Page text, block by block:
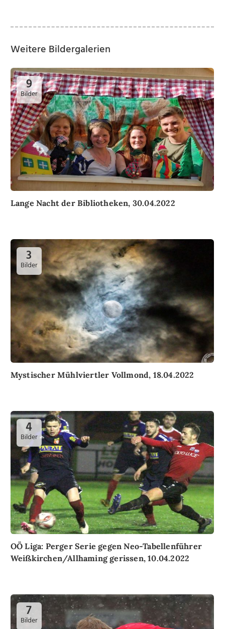
Weitere Bildergalerien
9
Bilder
Lange Nacht der Bibliotheken, 30.04.2022
3
Bilder
Mystischer Mühlviertler Vollmond, 18.04.2022
4
Bilder
OÖ Liga: Perger Serie gegen Neo-Tabellenführer
Weißkirchen/Allhaming gerissen, 10.04.2022
7
Bilder